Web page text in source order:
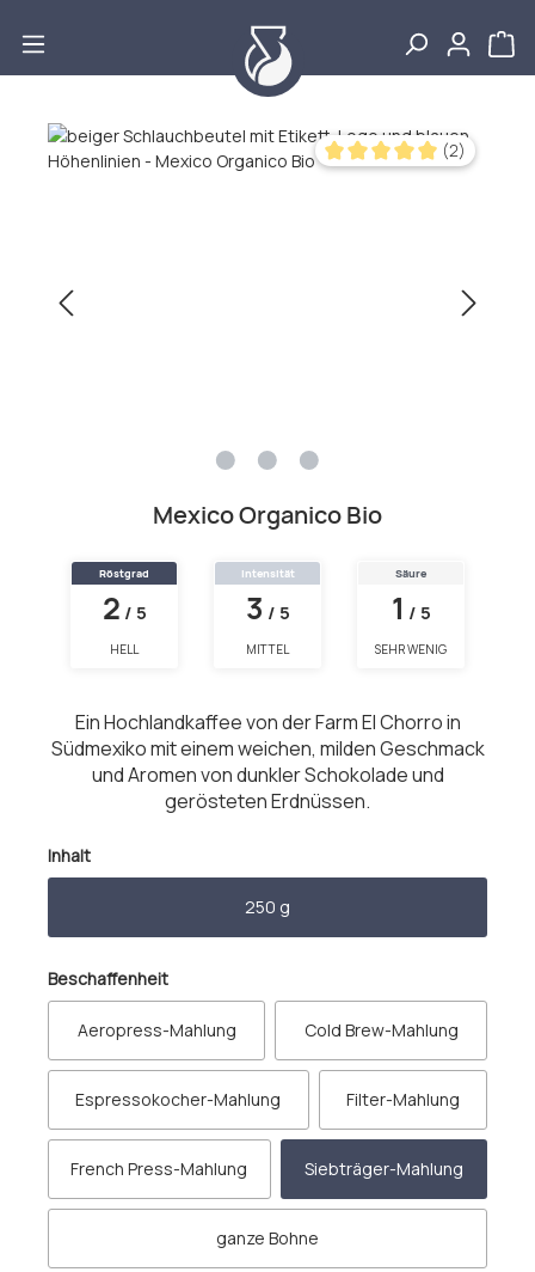
Durchschnittliche
(2)
Bildergalerie überspringen
Mexico Organico Bio
Röstgrad
2 / 5
HELL
Intensität
3 / 5
MITTEL
Säure
1 / 5
SEHR WENIG
Ein Hochlandkaffee von der Farm El Chorro in
Südmexiko mit einem weichen, milden Geschmack
und Aromen von dunkler Schokolade und
gerösteten Erdnüssen.
Inhaltauswählen
250 g
Beschaffenheitauswählen
Aeropress-Mahlung Cold Brew-Mahlung
Espressokocher-Mahlung Filter-Mahlung
French Press-Mahlung Siebträger-Mahlung
ganze Bohne